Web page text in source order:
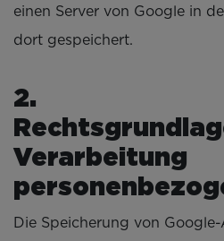
einen Server von Google in
dort gespeichert.
Verarbeitung
Die Speicherung von